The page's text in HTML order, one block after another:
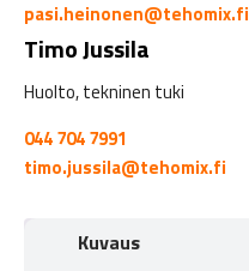
pasi.heinonen@tehomix.fi
Timo Jussila
Huolto, tekninen tuki
044 704 7991
timo.jussila@tehomix.fi
Kuvaus